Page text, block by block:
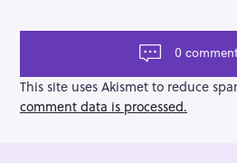
t
n
0
This site uses Akismet to reduce
comment data is processed.